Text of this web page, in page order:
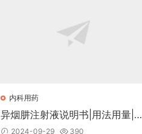
内科用药
异烟肼注射液说明书|用法用量|注
意事项
2024-09-29 390